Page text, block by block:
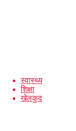
स्वास्थ्य
शिक्षा
खेलकुद